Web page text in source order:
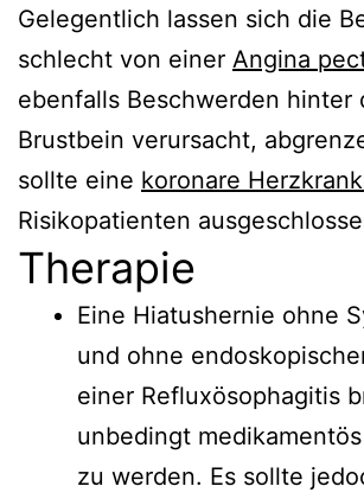
Gelegentlich lassen sich die
schlecht von einer Angina
ebenfalls Beschwerden hinter
Brustbein verursacht,
sollte eine koronare
Risikopatienten
Therapie
Eine Hiatushernie ohne
und ohne
einer Refluxösophagitis
unbedingt
zu werden. Es sollte